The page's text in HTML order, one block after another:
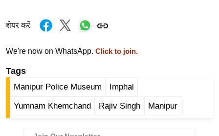
ज
फ
नो
रं
ज
शेयर करें
We're now on WhatsApp. Click to join.
Tags
Manipur Police Museum Imphal
Yumnam Khemchand Rajiv Singh Manipur